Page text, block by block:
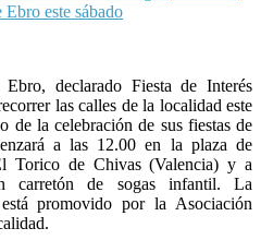
declarado Fiesta de Interés
las calles de la localidad este
de la celebración de sus fiestas de
a las 12.00 en la plaza de
Torico de Chivas (Valencia) y a
carretón de sogas infantil. La
está promovido por la Asociación